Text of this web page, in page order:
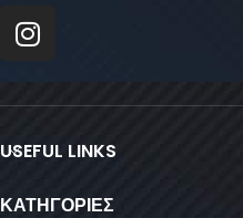
USEFUL LINKS
ΚΑΤΗΓΟΡΙΕΣ